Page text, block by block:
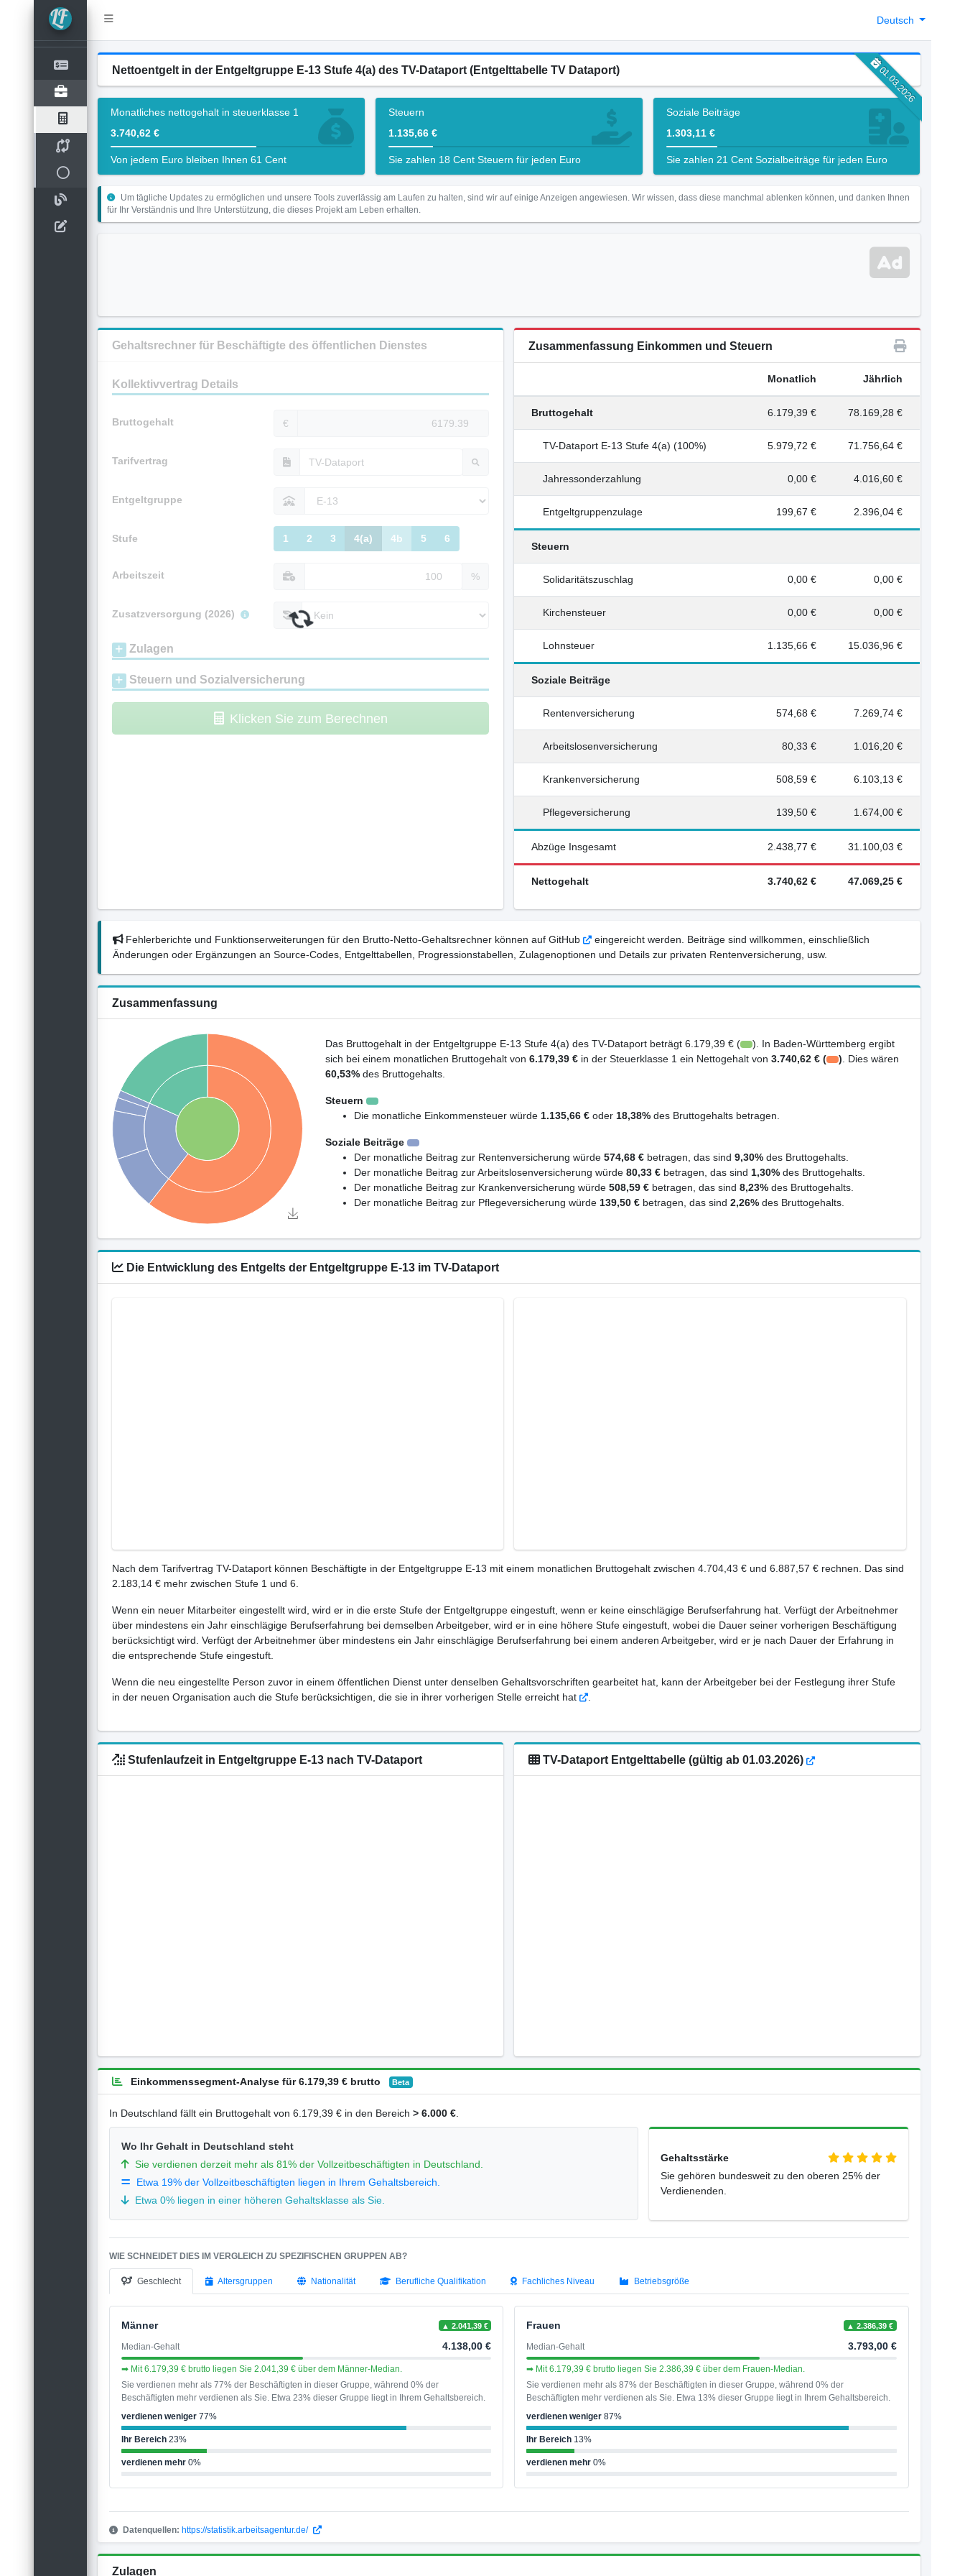
Deutsch
01.03.2026
Nettoentgelt in der Entgeltgruppe E-13 Stufe 4(a) des TV-Dataport (Entgelttabelle TV Dataport)
Monatliches nettogehalt in steuerklasse 1
3.740,62 €
Von jedem Euro bleiben Ihnen 61 Cent
Steuern
1.135,66 €
Sie zahlen 18 Cent Steuern für jeden Euro
Soziale Beiträge
1.303,11 €
Sie zahlen 21 Cent Sozialbeiträge für jeden Euro
Um tägliche Updates zu ermöglichen und unsere Tools zuverlässig am Laufen zu halten, sind wir auf einige Anzeigen angewiesen. Wir wissen, dass diese manchmal ablenken können, und danken Ihnen
für Ihr Verständnis und Ihre Unterstützung, die dieses Projekt am Leben erhalten.
Gehaltsrechner für Beschäftigte des öffentlichen Dienstes
Kollektivvertrag Details
Bruttogehalt €
Tarifvertrag
Entgeltgruppe
Stufe 1 2 3 4(a) 4b 5 6
Arbeitszeit %
Zusatzversorgung (2026)
Zulagen
Steuern und Sozialversicherung
Klicken Sie zum Berechnen
Zusammenfassung Einkommen und Steuern
Monatlich Jährlich
Bruttogehalt 6.179,39 € 78.169,28 €
TV-Dataport E-13 Stufe 4(a) (100%) 5.979,72 € 71.756,64 €
Jahressonderzahlung 0,00 € 4.016,60 €
Entgeltgruppenzulage 199,67 € 2.396,04 €
Steuern
Solidaritätszuschlag 0,00 € 0,00 €
Kirchensteuer 0,00 € 0,00 €
Lohnsteuer 1.135,66 € 15.036,96 €
Soziale Beiträge
Rentenversicherung 574,68 € 7.269,74 €
Arbeitslosenversicherung 80,33 € 1.016,20 €
Krankenversicherung 508,59 € 6.103,13 €
Pflegeversicherung 139,50 € 1.674,00 €
Abzüge Insgesamt 2.438,77 € 31.100,03 €
Nettogehalt 3.740,62 € 47.069,25 €
Fehlerberichte und Funktionserweiterungen für den Brutto-Netto-Gehaltsrechner können auf GitHub
eingereicht werden. Beiträge sind willkommen, einschließlich
Änderungen oder Ergänzungen an Source-Codes, Entgelttabellen, Progressionstabellen, Zulagenoptionen und Details zur privaten Rentenversicherung, usw.
Zusammenfassung
Das Bruttogehalt in der Entgeltgruppe E-13 Stufe 4(a) des TV-Dataport beträgt 6.179,39 € (
). In Baden-Württemberg ergibt
sich bei einem monatlichen Bruttogehalt von 6.179,39 €in der Steuerklasse 1 ein Nettogehalt von 3.740,62 € ( ) . Dies wären
60,53%des Bruttogehalts.
Steuern
Die monatliche Einkommensteuer würde 1.135,66 €oder 18,38%des Bruttogehalts betragen.
Soziale Beiträge
Der monatliche Beitrag zur Rentenversicherung würde 574,68 €betragen, das sind 9,30%des Bruttogehalts.
Der monatliche Beitrag zur Arbeitslosenversicherung würde 80,33 €betragen, das sind 1,30%des Bruttogehalts.
Der monatliche Beitrag zur Krankenversicherung würde 508,59 €betragen, das sind 8,23%des Bruttogehalts.
Der monatliche Beitrag zur Pflegeversicherung würde 139,50 €betragen, das sind 2,26%des Bruttogehalts.
Die Entwicklung des Entgelts der Entgeltgruppe E-13 im TV-Dataport
Nach dem Tarifvertrag TV-Dataport können Beschäftigte in der Entgeltgruppe E-13 mit einem monatlichen Bruttogehalt zwischen 4.704,43 € und 6.887,57 € rechnen. Das sind
2.183,14 € mehr zwischen Stufe 1 und 6.
Wenn ein neuer Mitarbeiter eingestellt wird, wird er in die erste Stufe der Entgeltgruppe eingestuft, wenn er keine einschlägige Berufserfahrung hat. Verfügt der Arbeitnehmer
über mindestens ein Jahr einschlägige Berufserfahrung bei demselben Arbeitgeber, wird er in eine höhere Stufe eingestuft, wobei die Dauer seiner vorherigen Beschäftigung
berücksichtigt wird. Verfügt der Arbeitnehmer über mindestens ein Jahr einschlägige Berufserfahrung bei einem anderen Arbeitgeber, wird er je nach Dauer der Erfahrung in
die entsprechende Stufe eingestuft.
Wenn die neu eingestellte Person zuvor in einem öffentlichen Dienst unter denselben Gehaltsvorschriften gearbeitet hat, kann der Arbeitgeber bei der Festlegung ihrer Stufe
in der neuen Organisation auch die Stufe berücksichtigen, die sie in ihrer vorherigen Stelle erreicht hat
Stufenlaufzeit in Entgeltgruppe E-13 nach TV-Dataport TV-Dataport Entgelttabelle (gültig ab 01.03.2026)
Einkommenssegment-Analyse für 6.179,39 € brutto Beta
In Deutschland fällt ein Bruttogehalt von 6.179,39 € in den Bereich> 6.000 €
Wo Ihr Gehalt in Deutschland steht
Sie verdienen derzeit mehr als 81% der Vollzeitbeschäftigten in Deutschland.
Etwa 19% der Vollzeitbeschäftigten liegen in Ihrem Gehaltsbereich.
Etwa 0% liegen in einer höheren Gehaltsklasse als Sie.
Gehaltsstärke
Sie gehören bundesweit zu den oberen 25% der
Verdienenden.
WIE SCHNEIDET DIES IM VERGLEICH ZU SPEZIFISCHEN GRUPPEN AB?
Geschlecht Altersgruppen Nationalität Berufliche Qualifikation Fachliches Niveau Betriebsgröße
Männer ▲ 2.041,39 €
Median-Gehalt 4.138,00 €
➡ Mit 6.179,39 € brutto liegen Sie 2.041,39 € über dem Männer-Median.
Sie verdienen mehr als 77% der Beschäftigten in dieser Gruppe, während 0% der
Beschäftigten mehr verdienen als Sie. Etwa 23% dieser Gruppe liegt in Ihrem Gehaltsbereich.
verdienen weniger 77%
Ihr Bereich 23%
verdienen mehr 0%
Frauen ▲ 2.386,39 €
Median-Gehalt 3.793,00 €
➡ Mit 6.179,39 € brutto liegen Sie 2.386,39 € über dem Frauen-Median.
Sie verdienen mehr als 87% der Beschäftigten in dieser Gruppe, während 0% der
Beschäftigten mehr verdienen als Sie. Etwa 13% dieser Gruppe liegt in Ihrem Gehaltsbereich.
verdienen weniger 87%
Ihr Bereich 13%
verdienen mehr 0%
Datenquellen: https://statistik.arbeitsagentur.de/
Zulagen